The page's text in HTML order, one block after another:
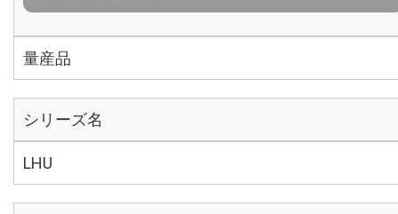
量産品
シリーズ名
LHU